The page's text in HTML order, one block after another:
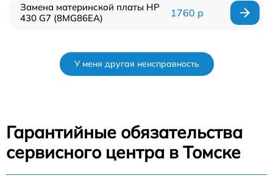
Замена материнской платы HP
430 G7 (8MG86EA)
1760 р
У меня другая неисправность
Гарантийные обязательства
сервисного центра в Томске